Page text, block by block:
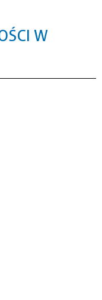
W